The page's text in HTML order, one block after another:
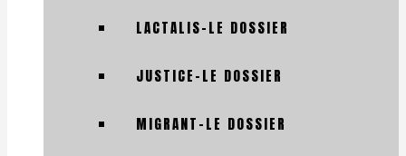
LACTALIS-LE DOSSIER
JUSTICE-LE DOSSIER
MIGRANT-LE DOSSIER